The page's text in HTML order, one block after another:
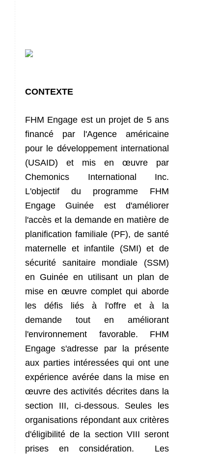
CONTEXTE
FHM Engage est un projet de 5 ans
financé par l'Agence américaine
pour le développement international
(USAID) et mis en œuvre par
Chemonics International Inc.
L'objectif du programme FHM
Engage Guinée est d'améliorer
l'accès et la demande en matière de
planification familiale (PF), de santé
maternelle et infantile (SMI) et de
sécurité sanitaire mondiale (SSM)
en Guinée en utilisant un plan de
mise en œuvre complet qui aborde
les défis liés à l'offre et à la
demande tout en améliorant
l'environnement favorable. FHM
Engage s'adresse par la présente
aux parties intéressées qui ont une
expérience avérée dans la mise en
œuvre des activités décrites dans la
section III, ci-dessous. Seules les
organisations répondant aux critères
d'éligibilité de la section VIII seront
prises en considération. Les